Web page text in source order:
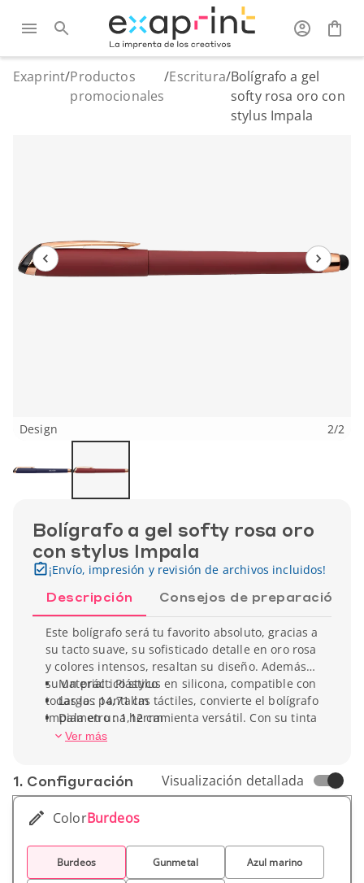
Exaprint/Productos
promocionales
/Escritura/Bolígrafo a gel
softy rosa oro con
stylus Impala
Design 2/2
Bolígrafo a gel softy rosa oro
con stylus Impala
¡Envío, impresión y revisión de archivos incluidos!
Descripción Consejos de preparación
Este bolígrafo será tu favorito absoluto, gracias a
su tacto suave, su sofisticado detalle en oro rosa
y colores intensos, resaltan su diseño. Además,
su un práctico stylus en silicona, compatible con
todas las pantallas táctiles, convierte el bolígrafo
Impala en una herramienta versátil. Con su tinta
de gel fluida, disfrutarás de una escritura
Material : Plástico
Largo : 14,71 cm
Diametro : 1,12 cm
Peso unitario : 18,14 gr
Ver más
1. Conf­iguración Visualización detallada
ColorBurdeos
Burdeos Gunmetal Azul marino